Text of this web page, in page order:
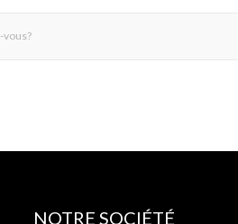
NOTRE SOCIÉTÉ